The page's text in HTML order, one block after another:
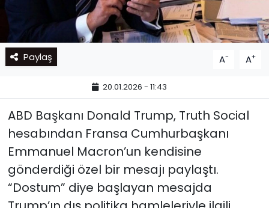
Paylaş A- A+
20.01.2026 - 11:43
ABD Başkanı Donald Trump, Truth Social
hesabından Fransa Cumhurbaşkanı
Emmanuel Macron’un kendisine
gönderdiği özel bir mesajı paylaştı.
“Dostum” diye başlayan mesajda